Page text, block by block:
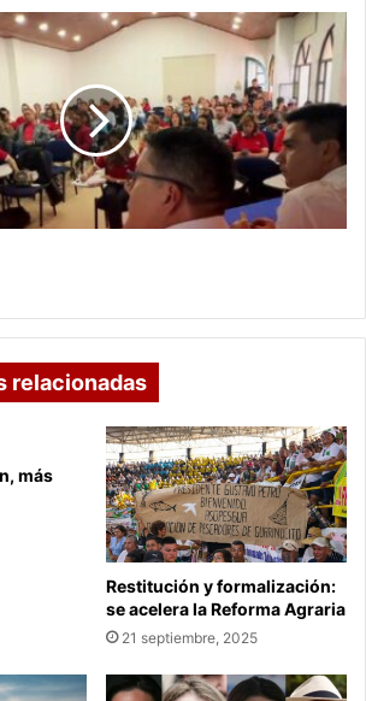
relacionadas
más
Restitución y formalización:
se acelera la Reforma Agraria
21 septiembre, 2025